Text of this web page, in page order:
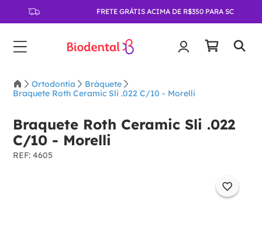
FRETE GRÁTIS ACIMA DE R$350 PARA SC
Ortodontia
Bráquete
Braquete Roth Ceramic Sli .022 C/10 - Morelli
Braquete Roth Ceramic Sli .022
C/10 - Morelli
:4605